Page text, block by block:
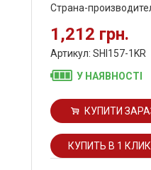
Страна-
1,212 грн.
Артикул: SHI157-1KR
У НАЯВНОСТІ
КУПИТИ